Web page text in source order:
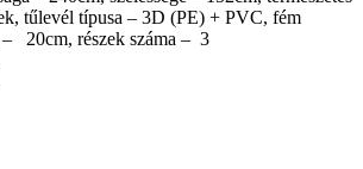
tűlevél típusa – 3D (PE) + PVC, fém
– 20cm, részek száma – 3